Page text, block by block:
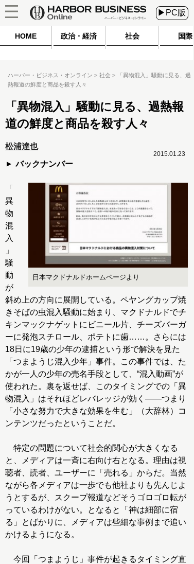
▶PC版
HOME 政治・経済 社会 国際
ハーバー・ビジネス・オンライン 社会
「異物混入」騒動に見る、過
熱報道の鮮度と商品を殺す人々
「異物混入」騒動に見る、過熱報
道の鮮度と商品を殺す人々
松浦達也
バックナンバー
2015.01.23
日本マクドナルドホームページより
「
異
物
混
入
」
騒
動
が
斜め上の方向に展開している。ペヤングカップ焼
きそばの虫混入騒動に始まり、マクドナルドでチ
キンマックナゲットにビニール片、チーズバーガ
ーに発泡スチロール、ポテトに歯……。さらには
18日に19歳の少年の逮捕という形で解決を見た
「つまようじ混入少年」事件。この事件では、た
かが一人の少年の売名手段として、“混入動画”が
使われた。裏を返せば、このタイミングでの「異
物混入」はそれほどレバレッジが効く――つまり
「小さな努力で大きな効果を生む」（大辞林）コ
ンテンツだったということだ。
特定の問題について社会的関心が大きくなる
と、メディアは一斉に右向け右となる。理由は視
聴者、読者、ユーザーに「売れる」からだ。当然
ながら各メディアは一歩でも他社よりも先んじよ
うとするが、スクープ報道などそうゴロゴロ転が
っているわけがない。となると「神は細部に宿
る」とばかりに、メディアは些細な事例まで追い
かけるようになる。
今回「つまようじ」事件が起きるタイミング直